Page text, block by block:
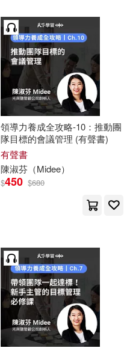
領導力養成全攻略-10：推動團
隊目標的會議管理 (有聲書)
有聲書
陳淑芬 （Midee）
$450 $680